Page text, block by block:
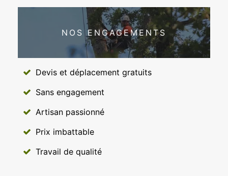
NOS ENGAGEMENTS
Devis et déplacement gratuits
Sans engagement
Artisan passionné
Prix imbattable
Travail de qualité